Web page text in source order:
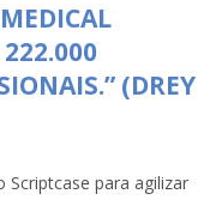
222.000
(DREY
para agilizar